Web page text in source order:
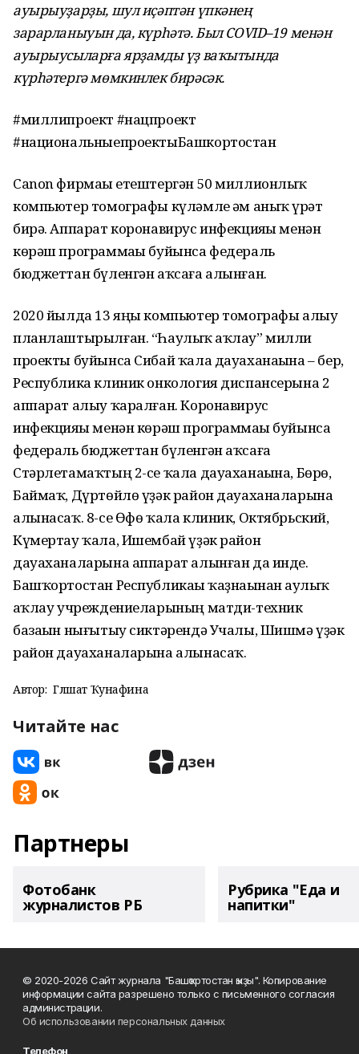
ауырыуҙарҙы, шул иҫәптән үпкәнең
зарарланыуын да, күрһәтә. Был COVID–19 менән
ауырыусыларға ярҙамды үҙ ваҡытында
күрһәтергә мөмкинлек бирәсәк.
#миллипроект #нацпроект
#национальныепроектыБашкортостан
Canon фирмаһы етештергән 50 миллионлыҡ
компьютер томографы күләмле һәм аныҡ һүрәт
бирә. Аппарат коронавирус инфекцияһы менән
көрәш программаһы буйынса федераль
бюджеттан бүленгән аҡсаға алынған.
2020 йылда 13 яңы компьютер томографы алыу
планлаштырылған. “Һаулыҡ һаҡлау” милли
проекты буйынса Сибай ҡала дауаханаһына – бер,
Республика клиник онкология диспансерына 2
аппарат алыу ҡаралған. Коронавирус
инфекцияһы менән көрәш программаһы буйынса
федераль бюджеттан бүленгән аҡсаға
Стәрлетамаҡтың 2-се ҡала дауаханаһына, Бөрө,
Баймаҡ, Дүртөйлө үҙәк район дауаханаларына
алынасаҡ. 8-се Өфө ҡала клиник, Октябрьский,
Күмертау ҡала, Ишембай үҙәк район
дауаханаларына аппарат алынған да инде.
Башҡортостан Республикаһы ҡаҙнаһынан һаулыҡ
һаҡлау учреждениеларының матди-техник
базаһын нығытыу сиктәрендә Учалы, Шишмә үҙәк
район дауаханаларына алынасаҡ.
Автор: Гөлшат Ҡунафина
Читайте нас
Партнеры
Фотобанк
журналистов РБ
Рубрика "Еда и
напитки"
© 2020-2026 Сайт журнала "Башҡортостан ҡыҙы". Копирование
информации сайта разрешено только с письменного согласия
администрации.
Об использовании персональных данных
Телефон